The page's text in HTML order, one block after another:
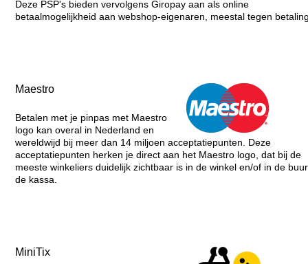
Deze PSP's bieden vervolgens Giropay aan als online
betaalmogelijkheid aan webshop-eigenaren, meestal tegen
Maestro
Betalen met je pinpas met Maestro
logo kan overal in Nederland en
wereldwijd bij meer dan 14 miljoen acceptatiepunten. Deze
acceptatiepunten herken je direct aan het Maestro logo, dat bij de
meeste winkeliers duidelijk zichtbaar is in de winkel en/of in de
de kassa.
MiniTix